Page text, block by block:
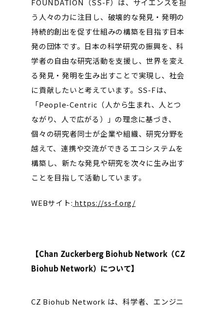
FOUNDATION（SS-F）は、サイエンスを担
う人々の力に注目し、破壊的な発見・発明の
持続的創出を促す仕組みの構築を目指す日本
発の団体です。日本の科学研究の振興を、科
学者の自由な研究活動を支援し、世界を変え
る発見・発明を生み出すことで実現し、社会
に貢献したいと考えています。 SS-Fは、
「People-Centric（人から生まれ、人とつ
ながり、人で広がる）」の理念に基づき、
個々の研究者同士が企業や組織、研究分野を
越えて、連携や交流ができるエコシステムを
構築し、新たな発見や研究を次々に生み出す
ことを目指して活動しています。
WEBサイト: https://ss-f.org/
【Chan Zuckerberg Biohub Network（CZ
Biohub Network）について】
CZ Biohub Network は、科学者、エンジニ